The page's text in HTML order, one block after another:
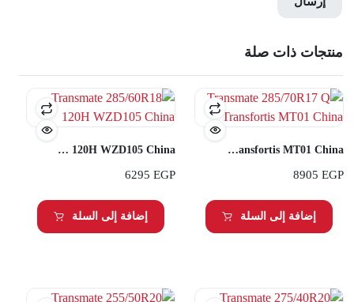
منتجات ذات صلة
Transmate 285/70R17 Q Transfortis MT01 China
8905 EGP
إضافة إلى السلة
Transmate 285/60R18 120H WZD105 China
6295 EGP
إضافة إلى السلة